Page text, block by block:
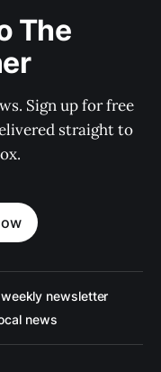
The
Sign up for free
straight to
newsletter
news